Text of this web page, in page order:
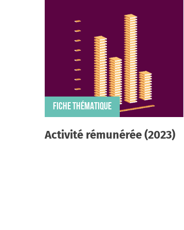
FICHE THÉMATIQUE
Activité rémunérée (2023)